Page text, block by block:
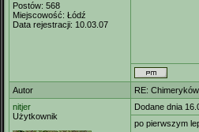
Postów: 568
Miejscowość: Łódź
Data rejestracji: 10.03.07
Autor
RE:
nitjer
Użytkownik
Dodane dnia
po pierwszym